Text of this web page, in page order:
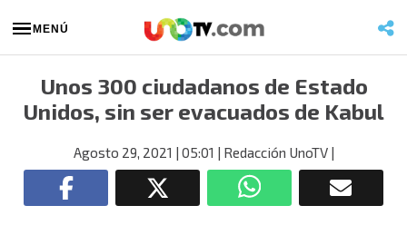
MENÚ
Unos 300 ciudadanos de Estado
Unidos, sin ser evacuados de Kabul
Agosto 29, 2021 | 05:01 | Redacción UnoTV|